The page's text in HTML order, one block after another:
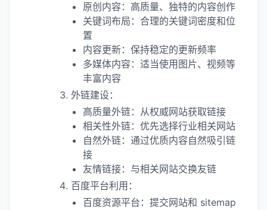
原创内容：高质量、独特的内容创作
关键词布局：合理的关键词密度和位
置
内容更新：保持稳定的更新频率
多媒体内容：适当使用图片、视频等
丰富内容
外链建设：
高质量外链：从权威网站获取链接
相关性外链：优先选择行业相关网站
自然外链：通过优质内容自然吸引链
接
友情链接：与相关网站交换友链
百度平台利用：
百度资源平台：提交网站和 sitemap